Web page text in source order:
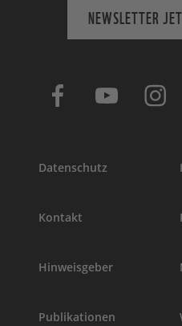
NEWSLETTER
Datenschutz
Kontakt
Hinweisgeber
Publikationen